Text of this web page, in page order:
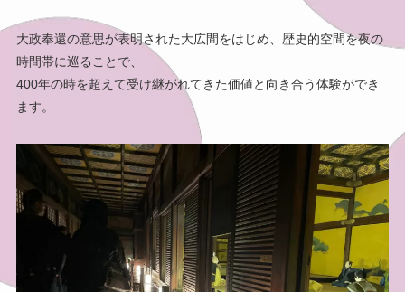
大政奉還の意思が表明された大広間をはじめ、歴史的空間を夜の
時間帯に巡ることで、
400年の時を超えて受け継がれてきた価値と向き合う体験ができ
ます。